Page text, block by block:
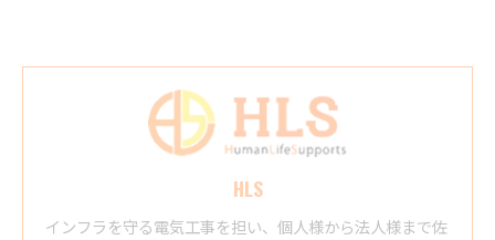
HLS
インフラを守る電気工事を担い、個人様から法人様まで佐